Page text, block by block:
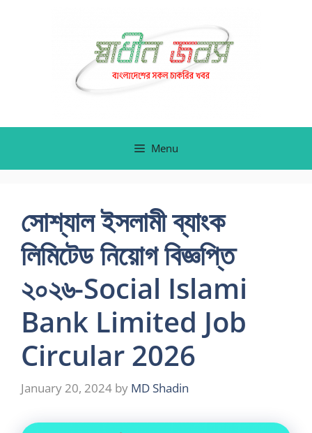
Menu
সোশ্যাল ইসলামী ব্যাংক
লিমিটেড নিয়োগ বিজ্ঞপ্তি
২০২৬-Social Islami
Bank Limited Job
Circular 2026
January 20, 2024 by MD Shadin